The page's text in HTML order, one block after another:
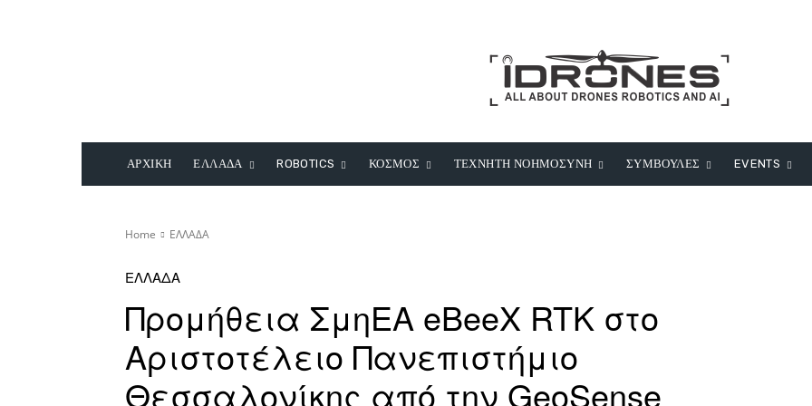
ΑΡΧΙΚΗ ΕΛΛΑΔΑ ROBOTICS ΚΟΣΜΟΣ ΤΕΧΝΗΤΗ ΝΟΗΜΟΣΥΝΗ ΣΥΜΒΟΥΛΕΣ EVENTS
Home ΕΛΛΑΔΑ
ΕΛΛΑΔΑ
Προμήθεια ΣμηΕΑ eBeeX RTK στο
Αριστοτέλειο Πανεπιστήμιο
Θεσσαλονίκης από την GeoSense